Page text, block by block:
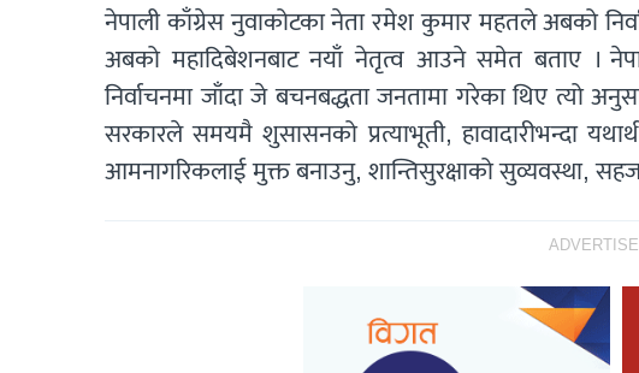
नेपाली काँग्रेस नुवाकोटका नेता रमेश कुमार महतले अबको
अबको महादिबेशनबाट नयाँ नेतृत्व आउने समेत बताए ।
निर्वाचनमा जाँदा जे बचनबद्धता जनतामा गरेका थिए
सरकारले समयमै शुसासनको प्रत्याभूती, हावादारीभन्दा
आमनागरिकलाई मुक्त बनाउनु, शान्तिसुरक्षाको सुव्यवस्था,